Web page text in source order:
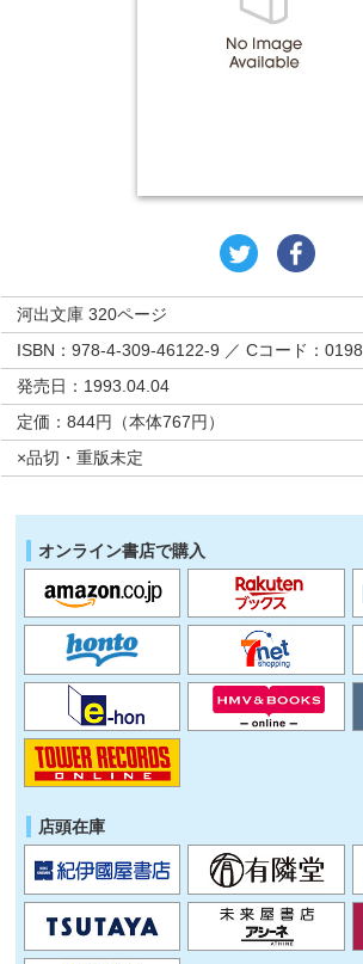
河出文庫 320ページ
ISBN：978-4-309-46122-9 ／ Cコード：0198
発売日：1993.04.04
定価：844円（本体767円）
×品切・重版未定
オンライン書店で購入
店頭在庫